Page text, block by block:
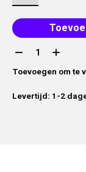
Aantal:
Toevoegen om te
Levertijd: 1-2